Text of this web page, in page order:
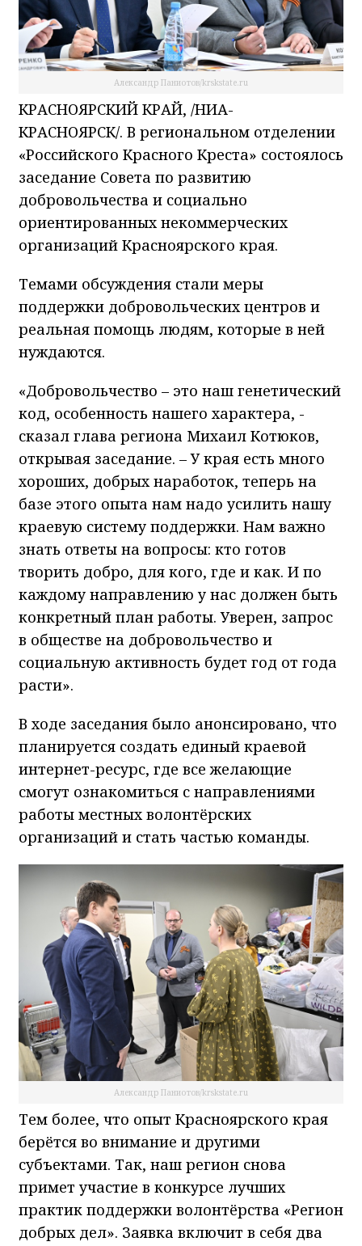
Александр Паниотов/krskstate.ru
КРАСНОЯРСКИЙ КРАЙ, /НИА-
КРАСНОЯРСК/. В региональном отделении
«Российского Красного Креста» состоялось
заседание Совета по развитию
добровольчества и социально
ориентированных некоммерческих
организаций Красноярского края.
Темами обсуждения стали меры
поддержки добровольческих центров и
реальная помощь людям, которые в ней
нуждаются.
«Добровольчество – это наш генетический
код, особенность нашего характера, -
сказал глава региона Михаил Котюков,
открывая заседание. – У края есть много
хороших, добрых наработок, теперь на
базе этого опыта нам надо усилить нашу
краевую систему поддержки. Нам важно
знать ответы на вопросы: кто готов
творить добро, для кого, где и как. И по
каждому направлению у нас должен быть
конкретный план работы. Уверен, запрос
в обществе на добровольчество и
социальную активность будет год от года
расти».
В ходе заседания было анонсировано, что
планируется создать единый краевой
интернет-ресурс, где все желающие
смогут ознакомиться с направлениями
работы местных волонтёрских
организаций и стать частью команды.
Александр Паниотов/krskstate.ru
Тем более, что опыт Красноярского края
берётся во внимание и другими
субъектами. Так, наш регион снова
примет участие в конкурсе лучших
практик поддержки волонтёрства «Регион
добрых дел». Заявка включит в себя два